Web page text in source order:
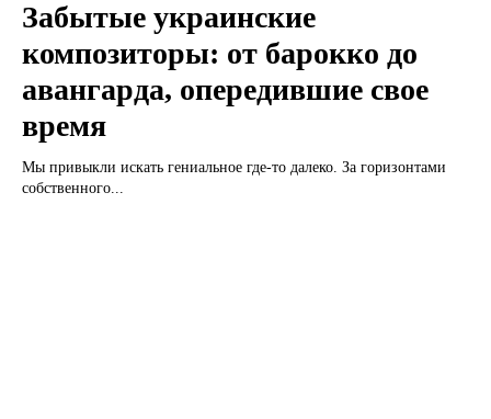
Забытые украинские
композиторы: от барокко до
авангарда, опередившие свое
время
Мы привыкли искать гениальное где-то далеко. За горизонтами
собственного...